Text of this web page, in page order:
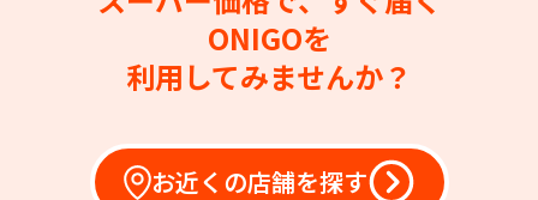
ONIGOを
利用してみませんか？
お近くの店舗を探す